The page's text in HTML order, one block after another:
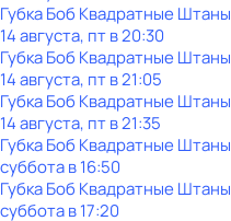
Губка Боб Квадратные Штаны
14 августа, пт в 20:30
Губка Боб Квадратные Штаны
14 августа, пт в 21:05
Губка Боб Квадратные Штаны
14 августа, пт в 21:35
Губка Боб Квадратные Штаны
субботав16:50
Губка Боб Квадратные Штаны
субботав17:20